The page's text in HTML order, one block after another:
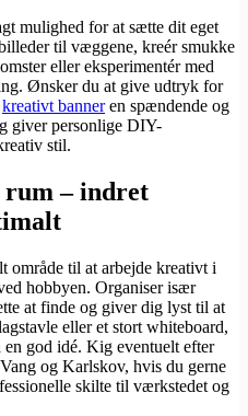
mulighed for at sætte dit eget
til væggene, kreér smukke
eller eksperimentér med
Ønsker du at give udtryk for
kreativt banneren spændende og
giver personlige DIY-
stil.
rum – indret
område til at arbejde kreativt i
hobbyen. Organiser især
at finde og giver dig lyst til at
eller et stort whiteboard,
en god idé. Kig eventuelt efter
Vang og Karlskov, hvis du gerne
skilte til værkstedet og